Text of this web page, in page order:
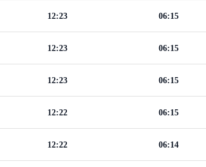
06:15
12:23
06:15
12:23
06:15
12:23
06:15
12:22
06:14
12:22